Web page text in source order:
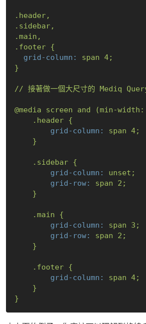
.header,
.sidebar,
.main,
.footer {
grid-column:
span 4;
}
// 接著做一個大尺寸的 Mediq
@media screen and (min-width:
.header {
grid-column:
span 4;
}
.sidebar {
grid-column:
unset;
grid-row:
span 2 ;
}
.main
{
grid-column:
span 3 ;
grid-row:
span 2 ;
}
.footer {
grid-column:
span 4;
}
}